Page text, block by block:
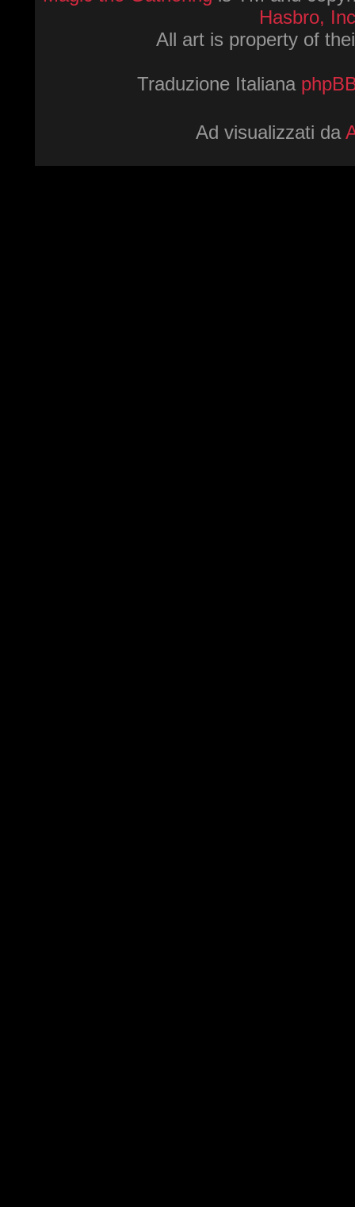
Hasbro,
All art is property of
Traduzione Italiana
Ad visualizzati da